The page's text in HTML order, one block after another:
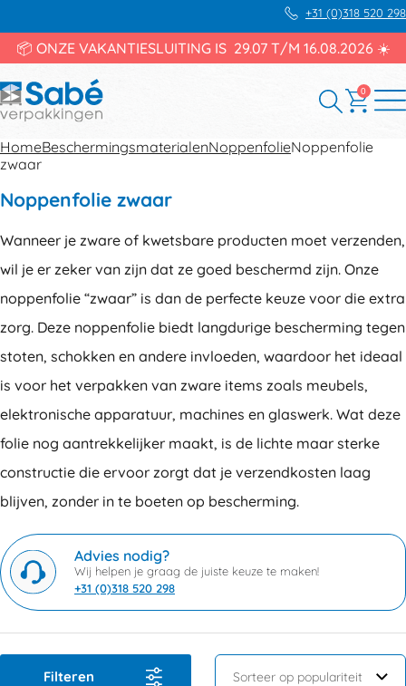
+31 (0)318 520 298
📦 ONZE VAKANTIESLUITING IS 29.07 T/M 16.08.2026 ☀️
0
HomeBeschermingsmaterialenNoppenfolieNoppenfolie
zwaar
Noppenfolie zwaar
Wanneer je zware of kwetsbare producten moet verzenden,
wil je er zeker van zijn dat ze goed beschermd zijn. Onze
noppenfolie “zwaar” is dan de perfecte keuze voor die extra
zorg. Deze noppenfolie biedt langdurige bescherming tegen
stoten, schokken en andere invloeden, waardoor het ideaal
is voor het verpakken van zware items zoals meubels,
elektronische apparatuur, machines en glaswerk. Wat deze
folie nog aantrekkelijker maakt, is de lichte maar sterke
constructie die ervoor zorgt dat je verzendkosten laag
blijven, zonder in te boeten op bescherming.
Advies nodig?
Wij helpen je graag de juiste keuze te maken!
+31 (0)318 520 298
Filteren